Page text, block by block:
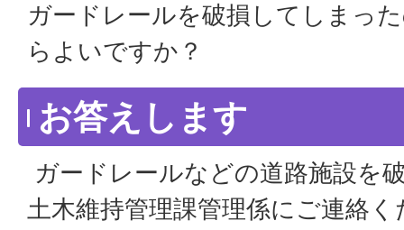
ガードレールを破損してしまっ
らよいですか？
お答えします
ガードレールなどの道路施設を
土木維持管理課管理係にご連絡